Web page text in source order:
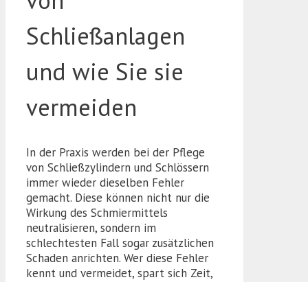
Schließanlagen
und wie Sie sie
vermeiden
In der Praxis werden bei der Pflege
von Schließzylindern und Schlössern
immer wieder dieselben Fehler
gemacht. Diese können nicht nur die
Wirkung des Schmiermittels
neutralisieren, sondern im
schlechtesten Fall sogar zusätzlichen
Schaden anrichten. Wer diese Fehler
kennt und vermeidet, spart sich Zeit,